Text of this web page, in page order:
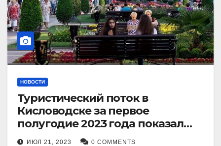
НОВОСТИ
Туристический поток в
Кисловодске за первое
полугодие 2023 года показал
рекордный рост в 21 процент.
ИЮЛ 21, 2023 0 COMMENTS